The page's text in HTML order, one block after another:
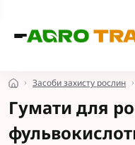
Засоби захисту рослин
Гумати для